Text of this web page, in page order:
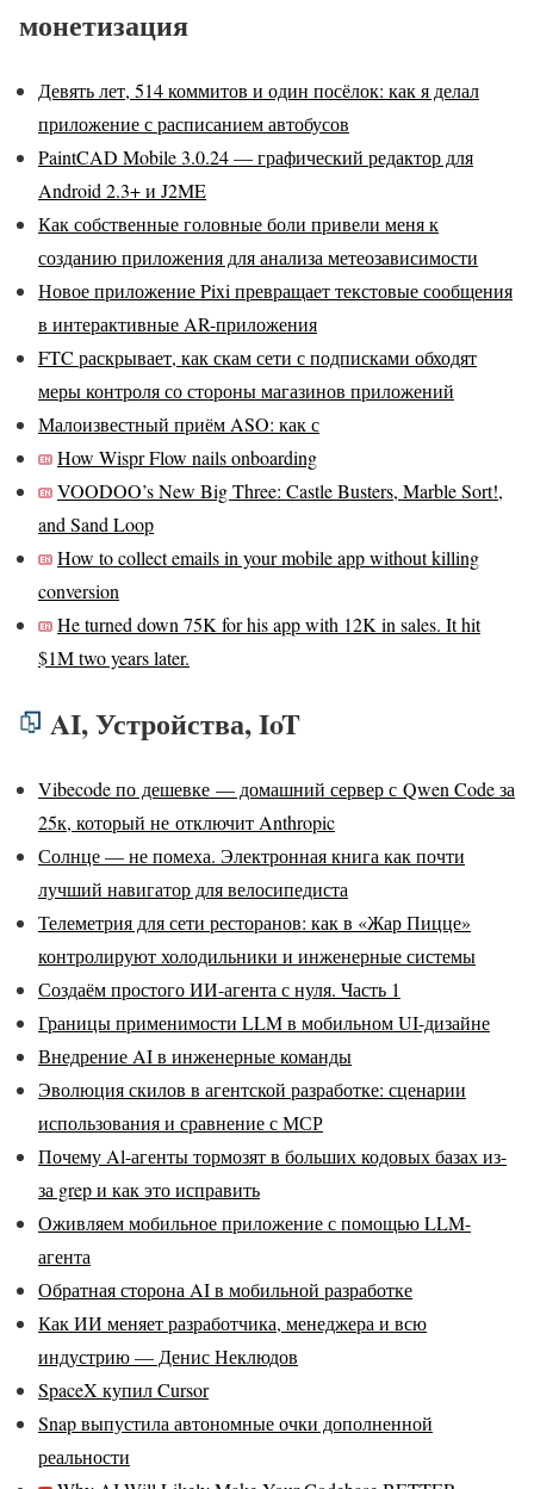
монетизация
Девять лет, 514 коммитов и один посёлок: как я делал
приложение с расписанием автобусов
PaintCAD Mobile 3.0.24 — графический редактор для
Android 2.3+ и J2ME
Как собственные головные боли привели меня к
созданию приложения для анализа метеозависимости
Новое приложение Pixi превращает текстовые сообщения
в интерактивные AR-приложения
FTC раскрывает, как скам сети с подписками обходят
меры контроля со стороны магазинов приложений
Малоизвестный приём ASO: как с
How Wispr Flow nails onboarding
VOODOO’s New Big Three: Castle Busters, Marble Sort!,
and Sand Loop
How to collect emails in your mobile app without killing
conversion
He turned down 75K for his app with 12K in sales. It hit
$1M two years later.
AI, Устройства, IoT
Vibecode по дешевке — домашний сервер с Qwen Code за
25к, который не отключит Anthropic
Солнце — не помеха. Электронная книга как почти
лучший навигатор для велосипедиста
Телеметрия для сети ресторанов: как в «Жар Пицце»
контролируют холодильники и инженерные системы
Создаём простого ИИ-агента с нуля. Часть 1
Границы применимости LLM в мобильном UI-дизайне
Внедрение AI в инженерные команды
Эволюция скилов в агентской разработке: сценарии
использования и сравнение с МСР
Почему Al-агенты тормозят в больших кодовых базах из-
за grep и как это исправить
Оживляем мобильное приложение с помощью LLM-
агента
Обратная сторона AI в мобильной разработке
Как ИИ меняет разработчика, менеджера и всю
индустрию — Денис Неклюдов
SpaceX купил Cursor
Snap выпустила автономные очки дополненной
реальности